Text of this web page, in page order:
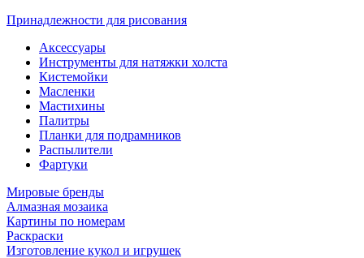
Принадлежности для рисования
Аксессуары
Инструменты для натяжки холста
Кистемойки
Масленки
Мастихины
Палитры
Планки для подрамников
Распылители
Фартуки
Мировые бренды
Алмазная мозаика
Картины по номерам
Раскраски
Изготовление кукол и игрушек